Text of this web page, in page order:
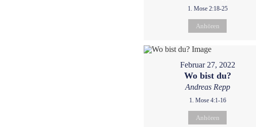
1. Mose 2:18-25
Anhören
Februar 27, 2022
Wo bist du?
Andreas Repp
1. Mose 4:1-16
Anhören